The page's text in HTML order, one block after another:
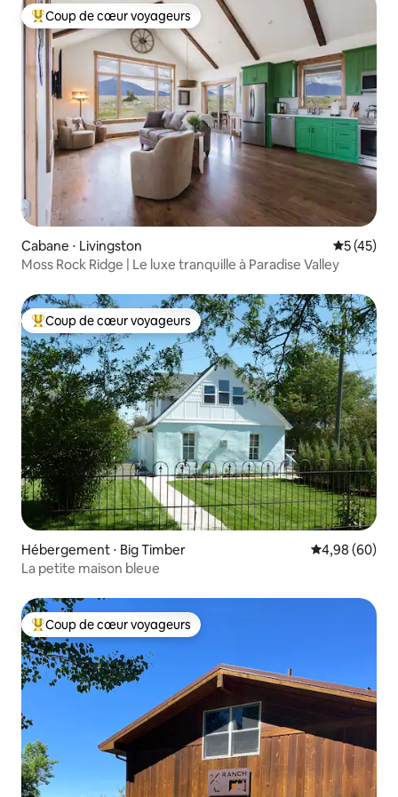
Coups de cœur voyageurs les plus appréciés
Coup de cœur voyageurs
Cabane ⋅ Livingston
5 (45)
Moss Rock Ridge | Le luxe tranquille à Paradise Valley
Coups de cœur voyageurs les plus appréciés
Coup de cœur voyageurs
Hébergement ⋅ Big Timber Évaluation
4,98 (60)
La petite maison bleue
Coups de cœur voyageurs les plus appréciés
Coup de cœur voyageurs